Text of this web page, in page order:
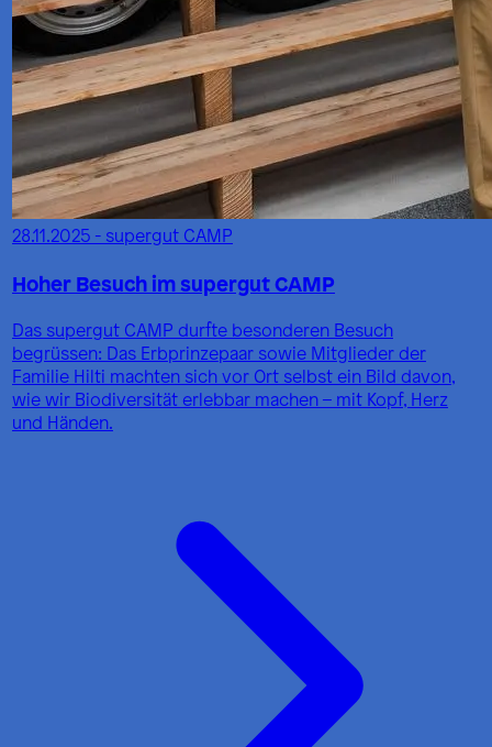
28.11.2025 - supergut CAMP
Hoher Besuch im supergut CAMP
Das supergut CAMP durfte besonderen Besuch
begrüssen: Das Erbprinzepaar sowie Mitglieder der
Familie Hilti machten sich vor Ort selbst ein Bild davon,
wie wir Biodiversität erlebbar machen – mit Kopf, Herz
und Händen.